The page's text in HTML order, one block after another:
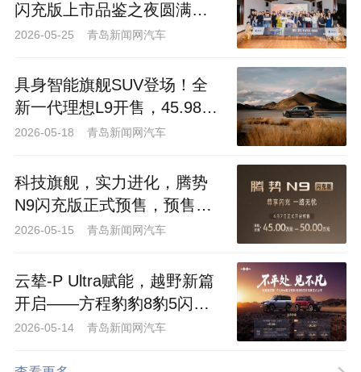
闪充版上市品鉴之夜圆满落
幕
2026-05-25 青岛新闻网汽车
具身智能旗舰SUV登场！全
新一代理想L9开售，45.98万
元起解锁出行新体验
2026-05-18 青岛新闻网汽车
科技旗舰，实力进化，腾势
N9闪充版正式预售，预售价
45万-50万元
2026-05-15 青岛新闻网汽车
云辇-P Ultra赋能，越野新篇
开启——方程豹豹8豹5闪充
版上市
2026-05-14 青岛新闻网汽车